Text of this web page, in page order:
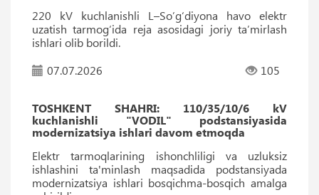
220 kV kuchlanishli L–So’g‘diyona havo elektr
uzatish tarmog‘ida reja asosidagi joriy ta’mirlash
ishlari olib borildi.
07.07.2026
105
TOSHKENT SHAHRI: 110/35/10/6 kV
kuchlanishli "VODIL" podstansiyasida
modernizatsiya ishlari davom etmoqda
Elektr tarmoqlarining ishonchliligi va uzluksiz
ishlashini ta'minlash maqsadida podstansiyada
modernizatsiya ishlari bosqichma-bosqich amalga